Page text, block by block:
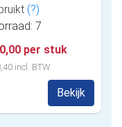
(?)
7
per stuk
incl. BTW
Bekijk